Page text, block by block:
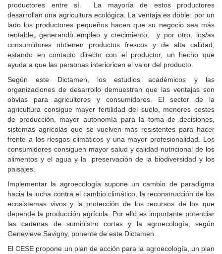
productores entre sí. La mayoría de estos productores
desarrollan una agricultura ecológica. La ventaja es doble: por un
lado los productores pequeños hacen que su negocio sea más
rentable, generando empleo y crecimiento; y por otro, los/as
consumidores obtienen productos frescos y de alta calidad,
estando en contacto directo con el productor, un hecho que
ayuda a que las personas interioricen el valor del producto.
Según este Dictamen, los estudios académicos y las
organizaciones de desarrollo demuestran que las ventajas son
obvias para agricultores y consumidores. El sector de la
agricultura consigue mayor fertilidad del suelo, menores costes
de producción, mayor autonomía para la toma de decisiones,
sistemas agrícolas que se vuelven más resistentes para hacer
frente a los riesgos climáticos y una mayor profesionalidad. Los
consumidores consiguen mayor salud y calidad nutricional de los
alimentos y el agua y la preservación de la biodiversidad y los
paisajes.
Implementar la agroecología supone un cambio de paradigma
hacia la lucha contra el cambio climático, la reconstrucción de los
ecosistemas vivos y la protección de los recursos de los que
depende la producción agrícola. Por ello es importante potenciar
las cadenas de suministro cortas y la agroecología, según
Genevieve Savigny, ponente de este Dictamen.
El CESE propone un plan de acción para la agroecología, un plan